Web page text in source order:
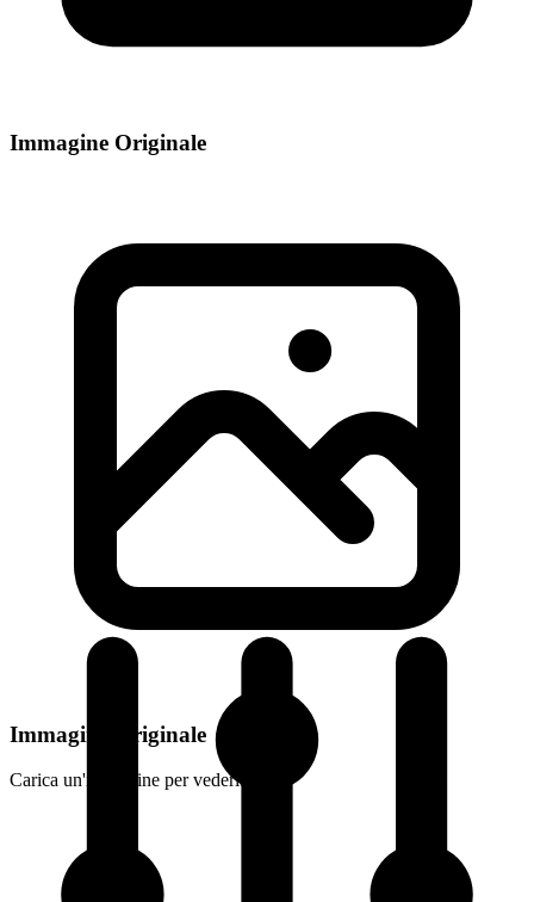
Immagine Originale
Immagine Originale
Carica un'immagine per vederla qui